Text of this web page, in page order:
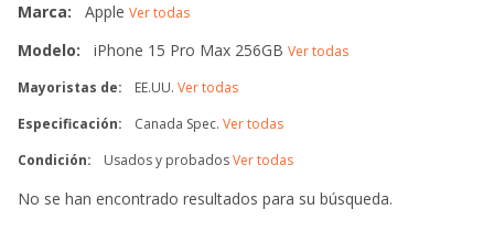
Marca: Apple Ver todas
Modelo: iPhone 15 Pro Max 256GB Ver todas
Mayoristas de:
EE.UU. Ver todas
Especificación:
Canada Spec. Ver todas
Condición:
Usados y probadosVer todas
No se han encontrado resultados para su búsqueda.